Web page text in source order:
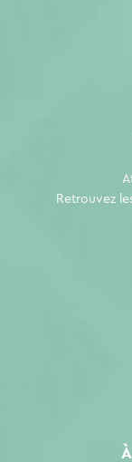
Retrouvez